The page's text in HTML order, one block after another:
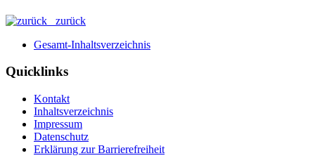
zurück
Gesamt-Inhaltsverzeichnis
Quicklinks
Kontakt
Inhaltsverzeichnis
Impressum
Datenschutz
Erklärung zur Barrierefreiheit